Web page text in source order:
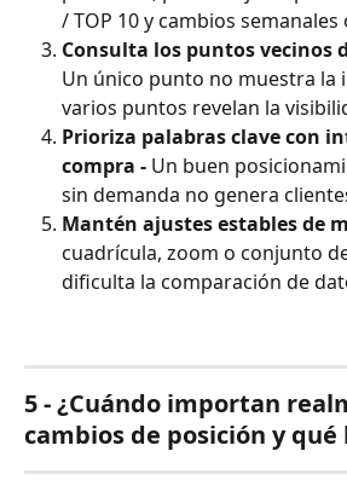
/ TOP 10 y cambios semanales
Consulta los puntos vecinos
Un único punto no muestra la
varios puntos revelan la
Prioriza palabras clave con
compra - Un buen
sin demanda no genera
Mantén ajustes estables de
cuadrícula, zoom o conjunto
dificulta la comparación de
5 - ¿Cuándo importan
cambios de posición y qué